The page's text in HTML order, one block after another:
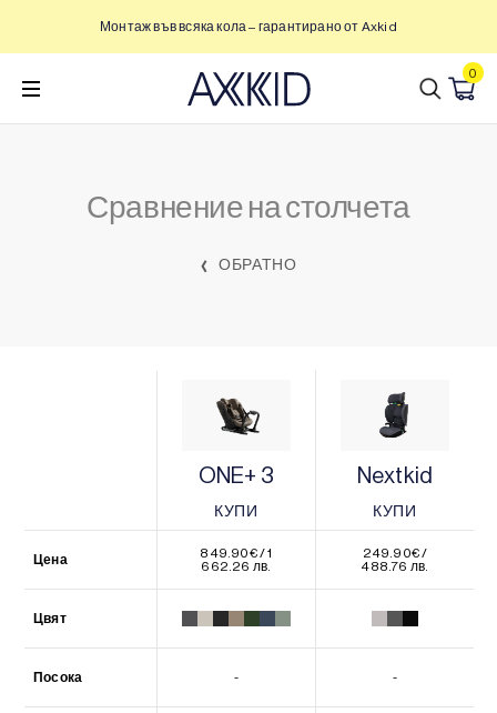
съдържанието
Монтаж във всяка кола – гарантирано от Axkid
0
Сравнение на столчета
ОБРАТНО
ONE+ 3
КУПИ
КУПИ
Nextkid
КУПИ
КУПИ
Цена 849.90€/ 1
662.26 лв.
249.90€/
488.76 лв.
Цвят
Посока - -